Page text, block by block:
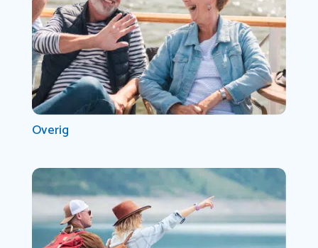
Overig